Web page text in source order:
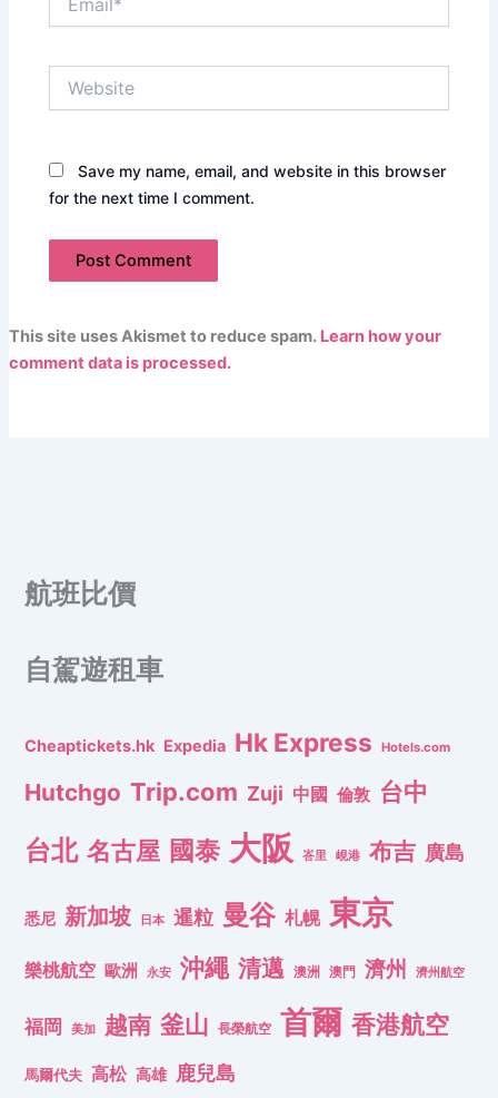
Save my name, email, and website in this browser
for the next time I comment.
This site uses Akismet to reduce spam. Learn how your
comment data is processed.
航班比價
自駕遊租車
Cheaptickets.hk Expedia Hk Express Hotels.com
Hutchgo Trip.com Zuji 中國 倫敦 台中
台北 名古屋 國泰 大阪 峇里 峴港 布吉 廣島
悉尼 新加坡 日本 暹粒 曼谷 札幌 東京
樂桃航空 歐洲 永安 沖繩 清邁 澳洲 澳門 濟州 濟州航空
福岡 美加 越南 釜山 長榮航空 首爾 香港航空
馬爾代夫 高松 高雄 鹿兒島